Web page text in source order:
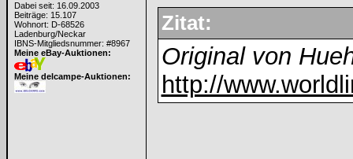
Dabei seit: 16.09.2003
Beiträge: 15.107
Wohnort: D-68526
Ladenburg/Neckar
IBNS-Mitgliedsnummer: #8967
Meine eBay-Auktionen:
Meine delcampe-Auktionen:
Zitat:
Original von
http://